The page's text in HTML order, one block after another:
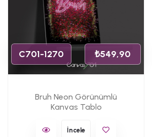
C701-1270 ₺549,90
Bruh Neon Görünümlü
Kanvas Tablo
İncele